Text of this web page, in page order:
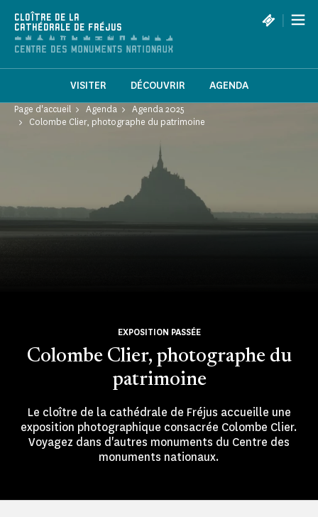
CLOÎTRE DE LA
CATHÉDRALE DE FRÉJUS
|
VISITER DÉCOUVRIR AGENDA
Page d'accueil Agenda
Agenda 2025
Colombe Clier, photographe du patrimoine
Colombe Clier, photographe du
patrimoine
EXPOSITION PASSÉE
Le cloître de la cathédrale de Fréjus accueille une
exposition photographique consacrée Colombe Clier.
Voyagez dans d'autres monuments du Centre des
monuments nationaux.